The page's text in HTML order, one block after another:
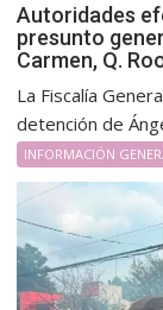
Autoridades
presunto
Carmen, Q.
La Fiscalía
detención de
INFORMACIÓN